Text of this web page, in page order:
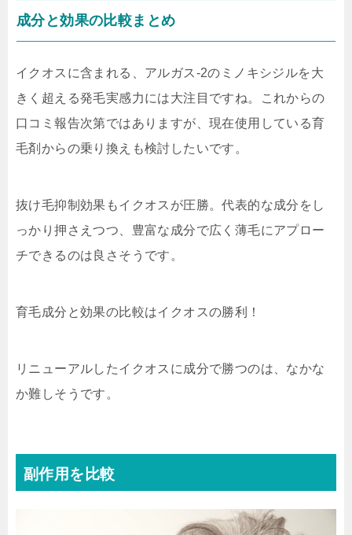
成分と効果の比較まとめ
イクオスに含まれる、アルガス-2のミノキシジルを大
きく超える発毛実感力には大注目ですね。これからの
口コミ報告次第ではありますが、現在使用している育
毛剤からの乗り換えも検討したいです。
抜け毛抑制効果もイクオスが圧勝。代表的な成分をし
っかり押さえつつ、豊富な成分で広く薄毛にアプロー
チできるのは良さそうです。
育毛成分と効果の比較はイクオスの勝利！
リニューアルしたイクオスに成分で勝つのは、なかな
か難しそうです。
副作用を比較